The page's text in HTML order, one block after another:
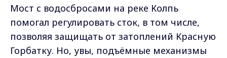
Мост с водосбросами на реке Колпь
помогал регулировать сток, в том числе,
позволяя защищать от затоплений Красную
Горбатку. Но, увы, подъёмные механизмы